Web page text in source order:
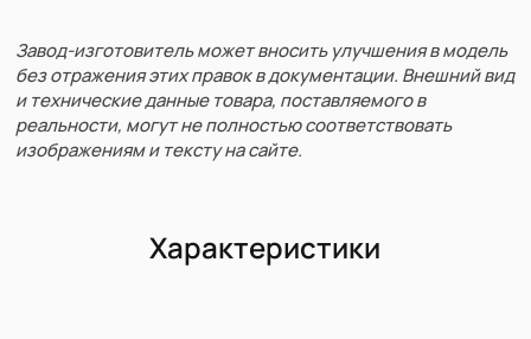
Завод-изготовитель может вносить улучшения в модель
без отражения этих правок в документации. Внешний вид
и технические данные товара, поставляемого в
реальности, могут не полностью соответствовать
изображениям и тексту на сайте.
Характеристики